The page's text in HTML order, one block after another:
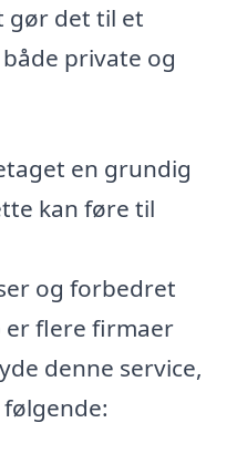
gør det til et
private og
en grundig
kan føre til
og forbedret
er flere firmaer
denne service,